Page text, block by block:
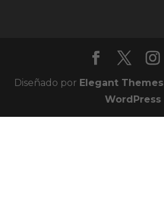
Diseñado por Elegant Themes
WordPress